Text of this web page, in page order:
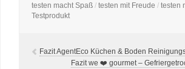
testen macht Spaß / testen mit Freude / testen
Testprodukt
Fazit AgentEco Küchen & Boden
Fazit we ❤️ gourmet –